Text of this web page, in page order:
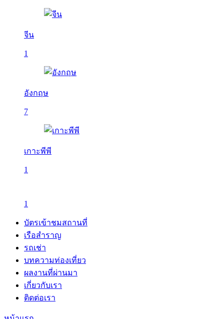
จีน
1
อังกฤษ
7
เกาะพีพี
1
1
บัตรเข้าชมสถานที่
เรือสำราญ
รถเช่า
บทความท่องเที่ยว
ผลงานที่ผ่านมา
เกี่ยวกับเรา
ติดต่อเรา